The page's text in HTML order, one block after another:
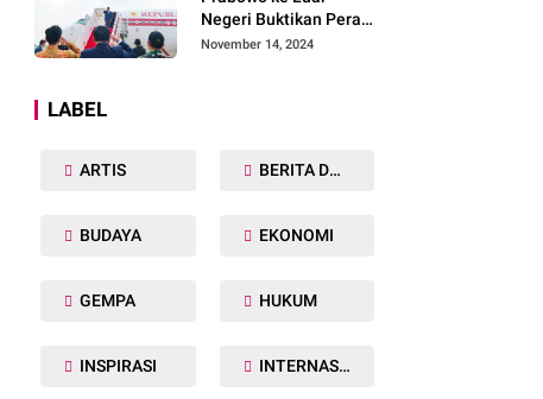
Pemilihan Mrs
Worldwide 2024
Negeri Buktikan Peran
Strategis Indonesia di
November 14, 2024
LABEL
ARTIS BERITA DAERAH
BUDAYA EKONOMI
GEMPA HUKUM
INSPIRASI INTERNASIONAL